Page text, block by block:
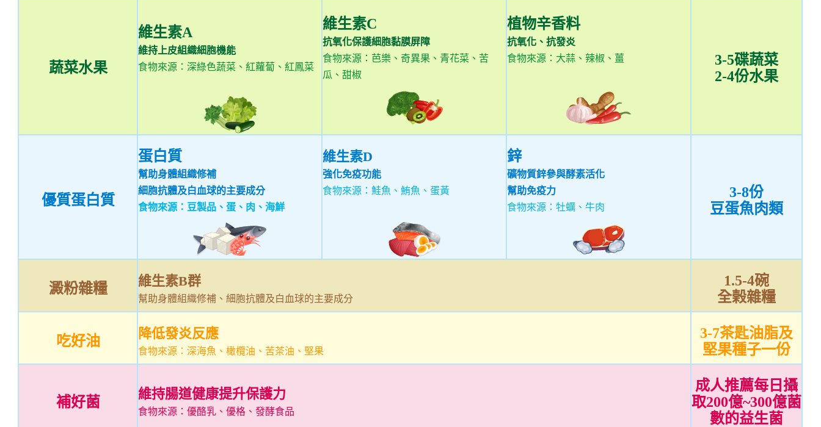
蔬菜水果
維生素A
維持上皮組織細胞機能
食物來源：深綠色蔬菜、紅蘿蔔、紅鳳菜
維生素C
抗氧化保護細胞黏膜屏障
食物來源：芭樂、奇異果、青花菜、苦
瓜、甜椒
植物辛香料
抗氧化、抗發炎
食物來源：大蒜、辣椒、薑
3-5碟蔬菜
2-4份水果
優質蛋白質
蛋白質
幫助身體組織修補
細胞抗體及白血球的主要成分
食物來源：豆製品、蛋、肉、海鮮
維生素D
強化免疫功能
食物來源：鮭魚、鮪魚、蛋黃
鋅
礦物質鋅參與酵素活化
幫助免疫力
食物來源：牡蠣、牛肉
3-8份
豆蛋魚肉類
澱粉雜糧 維生素B群
幫助身體組織修補、細胞抗體及白血球的主要成分
1.5-4碗
全榖雜糧
吃好油 降低發炎反應
食物來源：深海魚、橄欖油、苦茶油、堅果
3-7茶匙油脂及
堅果種子一份
補好菌
維持腸道健康提升保護力
食物來源：優酪乳、優格、發酵食品
成人推薦每日攝
取200億~300億菌
數的益生菌